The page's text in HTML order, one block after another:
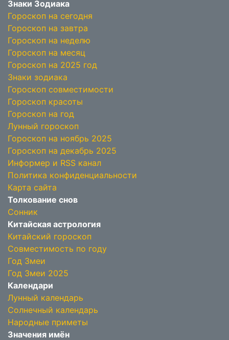
Знаки Зодиака
Гороскоп на сегодня
Гороскоп на завтра
Гороскоп на неделю
Гороскоп на месяц
Гороскоп на 2025 год
Знаки зодиака
Гороскоп совместимости
Гороскоп красоты
Гороскоп на год
Лунный гороскоп
Гороскоп на ноябрь 2025
Гороскоп на декабрь 2025
Информер и RSS канал
Политика конфиденциальности
Карта сайта
Толкование снов
Сонник
Китайская астрология
Китайский гороскоп
Совместимость по году
Год Змеи
Год Змеи 2025
Календари
Лунный календарь
Солнечный календарь
Народные приметы
Значения имён